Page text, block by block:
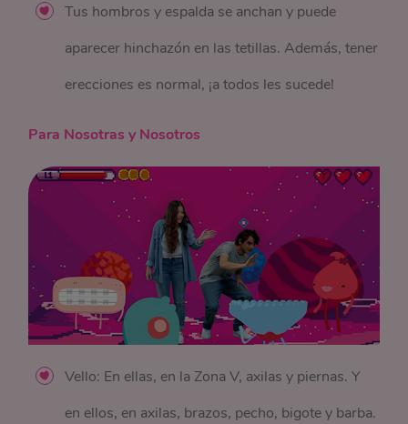
Tus hombros y espalda se anchan y puede
aparecer hinchazón en las tetillas. Además, tener
erecciones es normal, ¡a todos les sucede!
Para Nosotras y Nosotros
Vello: En ellas, en la Zona V, axilas y piernas. Y
en ellos, en axilas, brazos, pecho, bigote y barba.